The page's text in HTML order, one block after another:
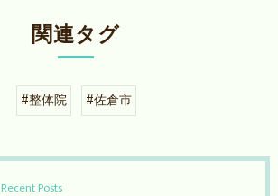
関連タグ
#整体院 #佐倉市
Recent Posts